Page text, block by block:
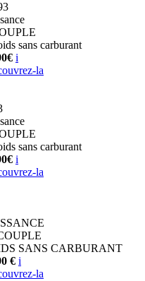
sans carburant
i
la
sans carburant
i
la
SANS CARBURANT
€ i
la